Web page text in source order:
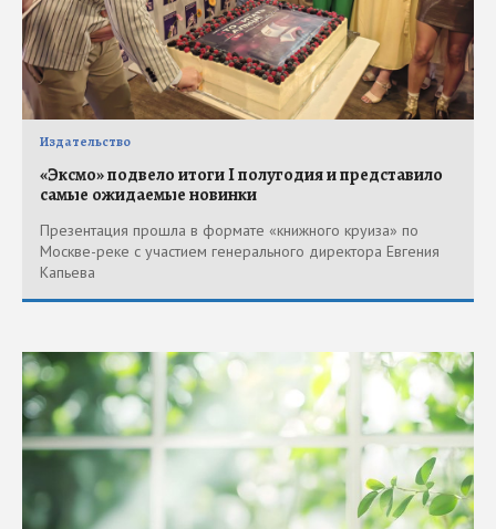
Издательство
«Эксмо» подвело итоги I полугодия и представило
самые ожидаемые новинки
Презентация прошла в формате «книжного круиза» по
Москве-реке с участием генерального директора Евгения
Капьева